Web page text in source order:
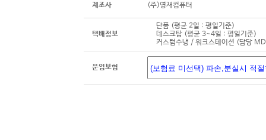
제조사 (주)영재컴퓨터
택배정보
단품 (평균 2일 : 평일기준)
데스크탑 (평균 3~4일 : 평일기준)
커스텀수냉 / 워크스테이션 (담당
운임보험